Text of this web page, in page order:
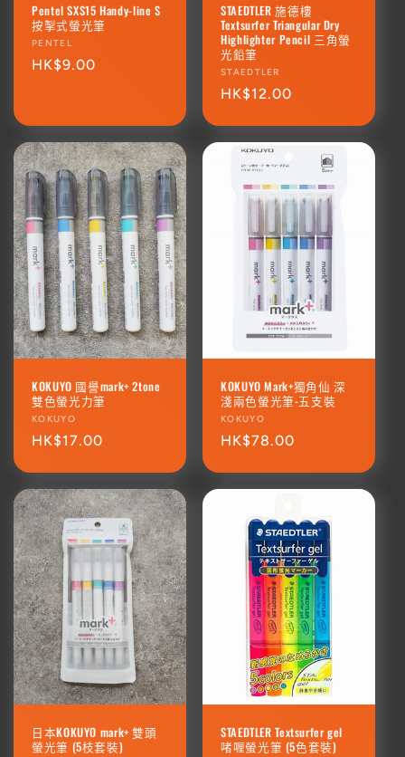
Pentel SXS15 Handy-line S
按掣式螢光筆
廠
商：
PENTEL
定
HK$9.00
STAEDTLER 施德樓
Textsurfer Triangular Dry
Highlighter Pencil 三角螢
光鉛筆
廠
商：
STAEDTLER
定
HK$12.00
KOKUYO 國譽mark+ 2tone
雙色螢光力筆
廠
商：
KOKUYO
定
HK$17.00
KOKUYO Mark+獨角仙 深
淺兩色螢光筆-五支裝
廠
商：
KOKUYO
定
HK$78.00
日本KOKUYO mark+ 雙頭
螢光筆 (5枝套裝)
STAEDTLER Textsurfer gel
啫喱螢光筆 (5色套裝)